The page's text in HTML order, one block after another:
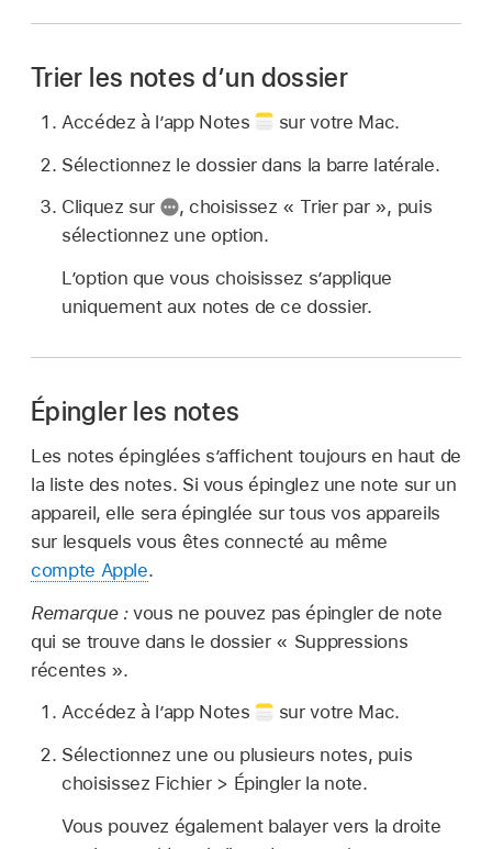
Trier les notes d’un dossier
Accédez à l’app Notes
sur votre Mac.
Sélectionnez le dossier dans la barre latérale.
Cliquez sur
, choisissez « Trier par », puis
sélectionnez une option.
L’option que vous choisissez s’applique
uniquement aux notes de ce dossier.
Épingler les notes
Les notes épinglées s’affichent toujours en haut de
la liste des notes. Si vous épinglez une note sur un
appareil, elle sera épinglée sur tous vos appareils
sur lesquels vous êtes connecté au même
compte Apple.
Remarque :vous ne pouvez pas épingler de note
qui se trouve dans le dossier « Suppressions
récentes ».
Accédez à l’app Notes
sur votre Mac.
Sélectionnez une ou plusieurs notes, puis
choisissez Fichier > Épingler la note.
Vous pouvez également balayer vers la droite